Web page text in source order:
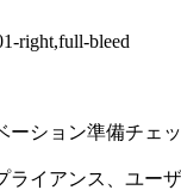
right,full-bleed
ーション準備チェ
イアンス、ユー